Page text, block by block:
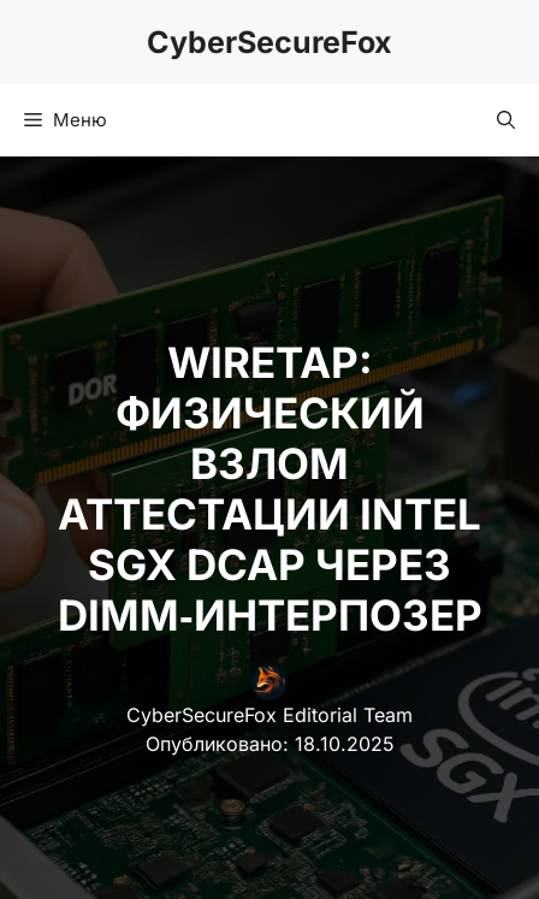
CyberSecureFox
Меню
WIRETAP:
ФИЗИЧЕСКИЙ
ВЗЛОМ
АТТЕСТАЦИИ INTEL
SGX DCAP ЧЕРЕЗ
DIMM‑ИНТЕРПОЗЕР
CyberSecureFox Editorial Team
Опубликовано: 18.10.2025